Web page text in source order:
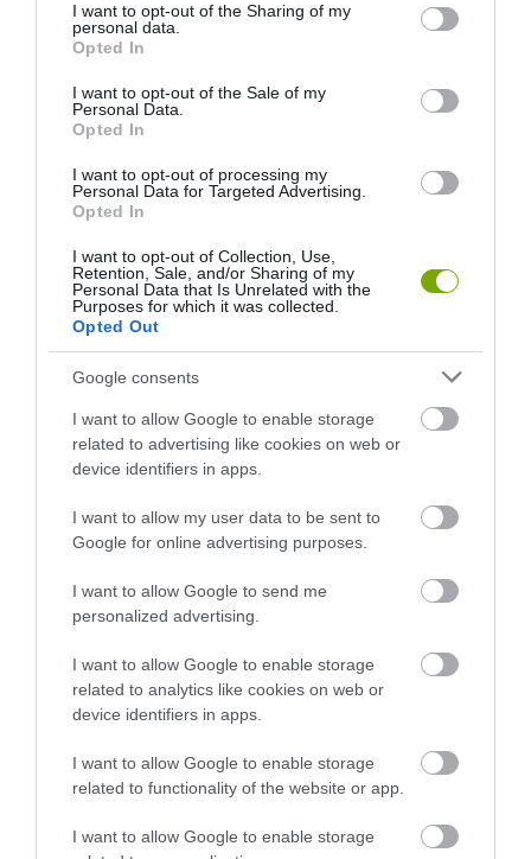
not limited to your visit or usage behaviour. You may click to
grant or deny consent to Google and its third-party tags to
use your data for below specified purposes in below Google
consent section.
I want to opt-out of the Sharing of my
personal data.
Opted In
I want to opt-out of the Sale of my
Personal Data.
Opted In
I want to opt-out of processing my
Personal Data for Targeted Advertising.
Opted In
I want to opt-out of Collection, Use,
Retention, Sale, and/or Sharing of my
Personal Data that Is Unrelated with the
Purposes for which it was collected.
Opted Out
Google consents
I want to allow Google to enable storage
related to advertising like cookies on web or
device identifiers in apps.
I want to allow my user data to be sent to
Google for online advertising purposes.
I want to allow Google to send me
personalized advertising.
I want to allow Google to enable storage
related to analytics like cookies on web or
device identifiers in apps.
I want to allow Google to enable storage
related to functionality of the website or app.
I want to allow Google to enable storage
EGY ÉVEN ÁT ÉPÍTETTE A KÍNAI FÉRFI A TILTOTT VÁROST 700
EZER LEGO KOCKÁBÓL
HASONLÓ ÉRDEKESSÉGEK
EGY ELSÜLLYEDT HAJÓ
TEXTILJEI ÚJRA ÖSSZEÁLLTAK:
TENGERT
2026-06-29
NEM MINDENKI MENEKÜLT
POMPEJIBEN: LEHET, HOGY
SEGÍTENI PRÓBÁLT